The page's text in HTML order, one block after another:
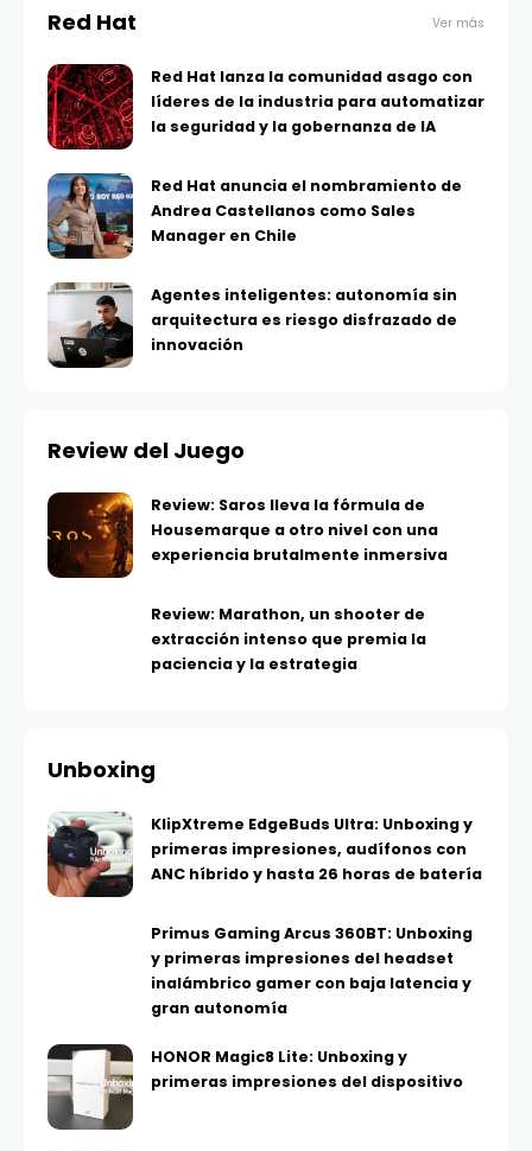
Red Hat Ver más
Red Hat lanza la comunidad asago con
líderes de la industria para automatizar
la seguridad y la gobernanza de IA
Red Hat anuncia el nombramiento de
Andrea Castellanos como Sales
Manager en Chile
Agentes inteligentes: autonomía sin
arquitectura es riesgo disfrazado de
innovación
Review del Juego
Review: Saros lleva la fórmula de
Housemarque a otro nivel con una
experiencia brutalmente inmersiva
Review: Marathon, un shooter de
extracción intenso que premia la
paciencia y la estrategia
Unboxing
KlipXtreme EdgeBuds Ultra: Unboxing y
primeras impresiones, audífonos con
ANC híbrido y hasta 26 horas de batería
Primus Gaming Arcus 360BT: Unboxing
y primeras impresiones del headset
inalámbrico gamer con baja latencia y
gran autonomía
HONOR Magic8 Lite: Unboxing y
primeras impresiones del dispositivo